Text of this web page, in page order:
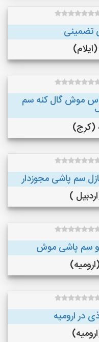
تضمینی
موش گال کنه سم
سم پاشی موش
در ارومیه